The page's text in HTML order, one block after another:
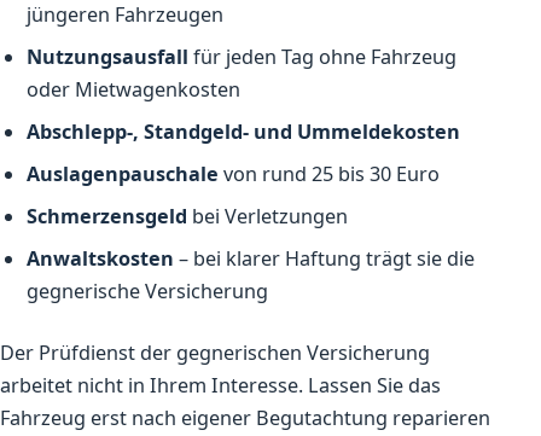
jüngeren Fahrzeugen
Nutzungsausfall für jeden Tag ohne Fahrzeug
oder Mietwagenkosten
Abschlepp-, Standgeld- und Ummeldekosten
Auslagenpauschale von rund 25 bis 30 Euro
Schmerzensgeld bei Verletzungen
Anwaltskosten – bei klarer Haftung trägt sie die
gegnerische Versicherung
Der Prüfdienst der gegnerischen Versicherung
arbeitet nicht in Ihrem Interesse. Lassen Sie das
Fahrzeug erst nach eigener Begutachtung reparieren